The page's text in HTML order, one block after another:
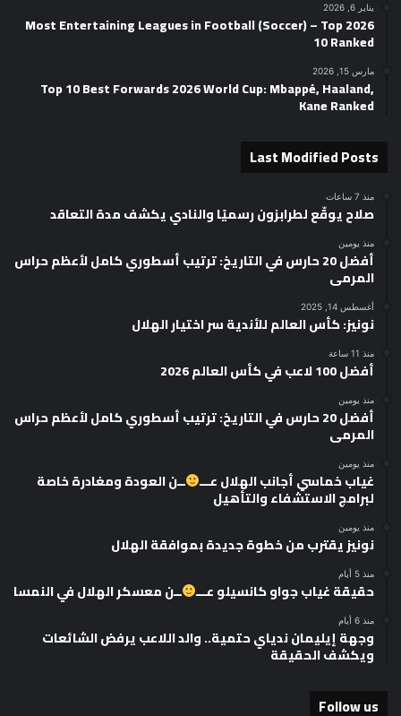
يناير 6, 2026
2026 Most Entertaining Leagues in Football (Soccer) – Top
10 Ranked
مارس 15, 2026
Top 10 Best Forwards 2026 World Cup: Mbappé, Haaland,
Kane Ranked
Last Modified Posts
منذ 7 ساعات
صلاح يوقّع لطرابزون رسميًا والنادي يكشف مدة التعاقد
منذ يومين
أفضل 20 حارس في التاريخ: ترتيب أسطوري كامل لأعظم حراس
المرمى
أغسطس 14, 2025
نونيز: كأس العالم للأندية سر اختيار الهلال
منذ 11 ساعة
أفضل 100 لاعب في كأس العالم 2026
منذ يومين
أفضل 20 حارس في التاريخ: ترتيب أسطوري كامل لأعظم حراس
المرمى
منذ يومين
غياب خماسي أجانب الهلال عـــ ــن العودة ومغادرة خاصة
لبرامج الاستشفاء والتأهيل
منذ يومين
نونيز يقترب من خطوة جديدة بموافقة الهلال
منذ 5 أيام
حقيقة غياب جواو كانسيلو عـــ ــن معسكر الهلال في النمسا
منذ 6 أيام
وجهة إيليمان ندياي حتمية.. والد اللاعب يرفض الشائعات
ويكشف الحقيقة
Follow us